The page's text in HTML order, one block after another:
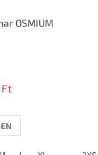
OSMIUM
Ft